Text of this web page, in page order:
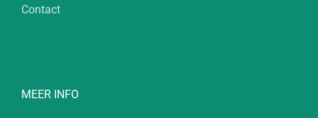
Contact
MEER INFO